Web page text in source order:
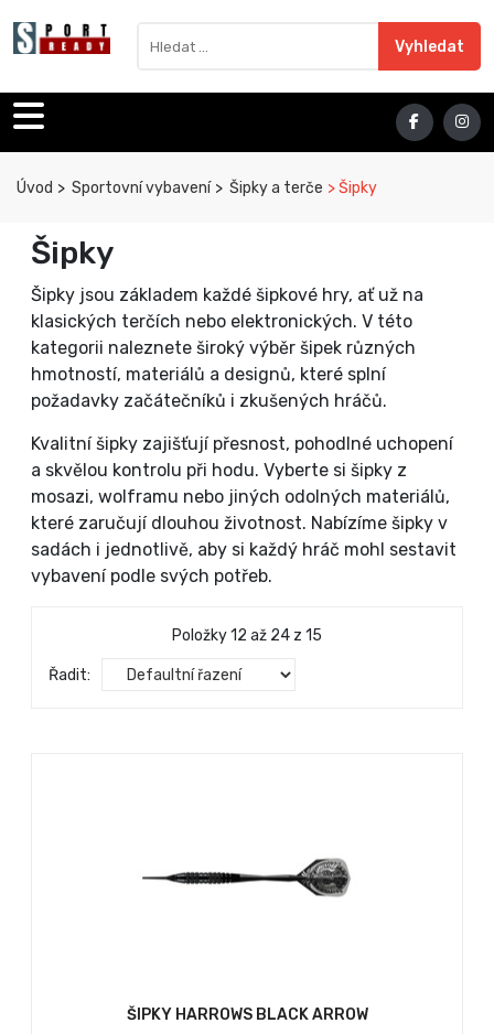
Sport Ready
Vyhledat
Úvod Sportovní vybavení Šipky a terče Šipky
Šipky
Šipky jsou základem každé šipkové hry, ať už na
klasických terčích nebo elektronických. V této
kategorii naleznete široký výběr šipek různých
hmotností, materiálů a designů, které splní
požadavky začátečníků i zkušených hráčů.
Kvalitní šipky zajišťují přesnost, pohodlné uchopení
a skvělou kontrolu při hodu. Vyberte si šipky z
mosazi, wolframu nebo jiných odolných materiálů,
které zaručují dlouhou životnost. Nabízíme šipky v
sadách i jednotlivě, aby si každý hráč mohl sestavit
vybavení podle svých potřeb.
Položky 12 až 24 z 15
Řadit:
ŠIPKY HARROWS BLACK ARROW